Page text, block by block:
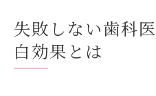
失敗しない歯科
白効果とは